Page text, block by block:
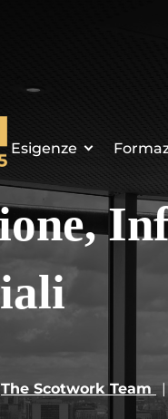
Esigenze
The Scotwork Team